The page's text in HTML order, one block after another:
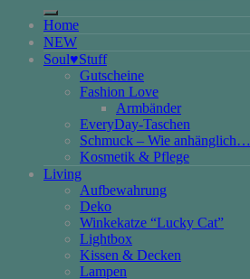
nach:
Home
NEW
Soul♥Stuff
Gutscheine
Fashion Love
Armbänder
EveryDay-Taschen
Schmuck – Wie anhänglich…
Kosmetik & Pflege
Living
Aufbewahrung
Deko
Winkekatze “Lucky Cat”
Lightbox
Kissen & Decken
Lampen